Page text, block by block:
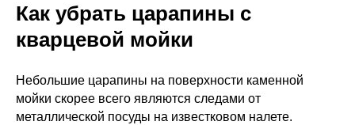
Как убрать царапины с
кварцевой мойки
Небольшие царапины на поверхности каменной
мойки скорее всего являются следами от
металлической посуды на известковом налете.